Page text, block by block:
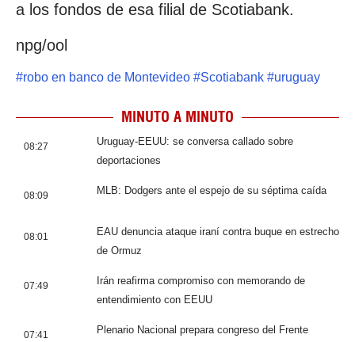
a los fondos de esa filial de Scotiabank.
npg/ool
#robo en banco de Montevideo #Scotiabank #uruguay
MINUTO A MINUTO
08:27
Uruguay-EEUU: se conversa callado sobre
deportaciones
08:09 MLB: Dodgers ante el espejo de su séptima caída
08:01
EAU denuncia ataque iraní contra buque en estrecho
de Ormuz
07:49
Irán reafirma compromiso con memorando de
entendimiento con EEUU
07:41
Plenario Nacional prepara congreso del Frente